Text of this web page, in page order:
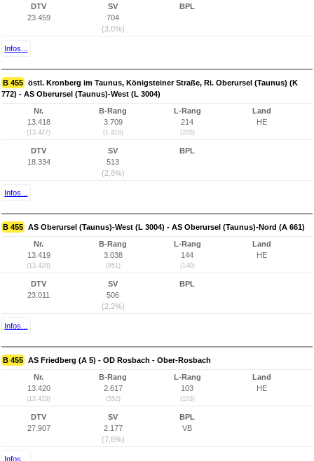
DTV
23.459
SV
704
(3,0%)
BPL
Infos...
B 455 östl. Kronberg im Taunus, Königsteiner Straße, Ri. Oberursel (Taunus) (K
772) - AS Oberursel (Taunus)-West (L 3004)
Nr.
13.418
(13.427)
B-Rang
3.709
(1.418)
L-Rang
214
(205)
Land
HE
DTV
18.334
SV
513
(2,8%)
BPL
Infos...
B 455 AS Oberursel (Taunus)-West (L 3004) - AS Oberursel (Taunus)-Nord (A 661)
Nr.
13.419
(13.428)
B-Rang
3.038
(851)
L-Rang
144
(140)
Land
HE
DTV
23.011
SV
506
(2,2%)
BPL
Infos...
B 455 AS Friedberg (A 5) - OD Rosbach - Ober-Rosbach
Nr.
13.420
(13.429)
B-Rang
2.617
(552)
L-Rang
103
(103)
Land
HE
DTV
27.907
SV
2.177
(7,8%)
BPL
VB
Infos...